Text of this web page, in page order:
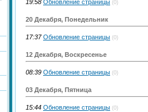
19:58 Обновление страницы (0)
20 Декабря, Понедельник
17:37 Обновление страницы (0)
12 Декабря, Воскресенье
08:39 Обновление страницы (0)
03 Декабря, Пятница
15:44 Обновление страницы (0)